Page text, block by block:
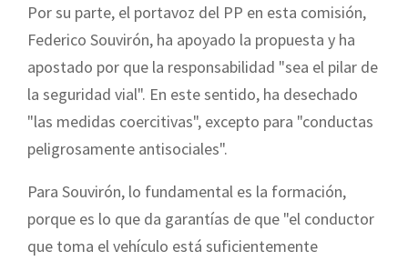
Por su parte, el portavoz del PP en esta comisión,
Federico Souvirón, ha apoyado la propuesta y ha
apostado por que la responsabilidad "sea el pilar de
la seguridad vial". En este sentido, ha desechado
"las medidas coercitivas", excepto para "conductas
peligrosamente antisociales".
Para Souvirón, lo fundamental es la formación,
porque es lo que da garantías de que "el conductor
que toma el vehículo está suficientemente